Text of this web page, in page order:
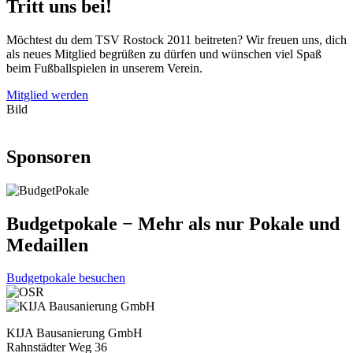
Tritt uns bei!
Möchtest du dem TSV Rostock 2011 beitreten? Wir freuen uns, dich
als neues Mitglied begrüßen zu dürfen und wünschen viel Spaß
beim Fußballspielen in unserem Verein.
Mitglied werden
Bild
Sponsoren
Budgetpokale − Mehr als nur Pokale und
Medaillen
Budgetpokale besuchen
KIJA Bausanierung GmbH
Rahnstädter Weg 36